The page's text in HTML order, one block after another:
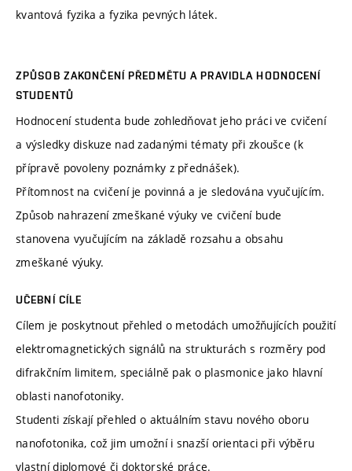
kvantová fyzika a fyzika pevných látek.
ZPŮSOB ZAKONČENÍ PŘEDMĚTU A PRAVIDLA HODNOCENÍ
STUDENTŮ
Hodnocení studenta bude zohledňovat jeho práci ve cvičení
a výsledky diskuze nad zadanými tématy při zkoušce (k
přípravě povoleny poznámky z přednášek).
Přítomnost na cvičení je povinná a je sledována vyučujícím.
Způsob nahrazení zmeškané výuky ve cvičení bude
stanovena vyučujícím na základě rozsahu a obsahu
zmeškané výuky.
UČEBNÍ CÍLE
Cílem je poskytnout přehled o metodách umožňujících použití
elektromagnetických signálů na strukturách s rozměry pod
difrakčním limitem, speciálně pak o plasmonice jako hlavní
oblasti nanofotoniky.
Studenti získají přehled o aktuálním stavu nového oboru
nanofotonika, což jim umožní i snazší orientaci při výběru
vlastní diplomové či doktorské práce.